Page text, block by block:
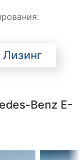
Лизинг
Benz E-